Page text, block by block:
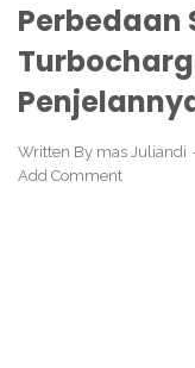
Perbedaan
Written By mas Juliandi
Add Comment